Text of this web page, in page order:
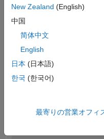
this
person
in
skill
New Zealand (English)
中国
简体中文
English
日本 (日本語)
한국 (한국어)
最寄りの営業オフィ